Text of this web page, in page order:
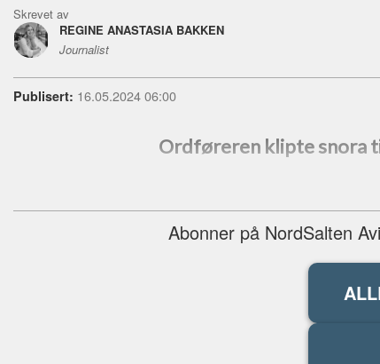
Skrevet av
REGINE ANASTASIA BAKKEN
Journalist
Publisert: 16.05.2024 06:00
Ordføreren klipte snora
Abonner på NordSalten